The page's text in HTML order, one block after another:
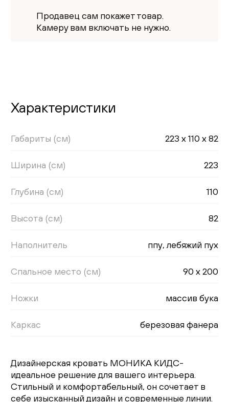
Продавец сам покажет товар.
Камеру вам включать не нужно.
Характеристики
Габариты (см) 223 x 110 x 82
Ширина (см) 223
Глубина (см) 110
Высота (см) 82
Наполнитель ппу, лебяжий пух
Спальное место (см) 90 х 200
Ножки массив бука
Каркас березовая фанера
Дизайнерская кровать МОНИКА КИДС-
идеальное решение для вашего интерьера.
Стильный и комфортабельный, он сочетает в
себе изысканный дизайн и современные линии.